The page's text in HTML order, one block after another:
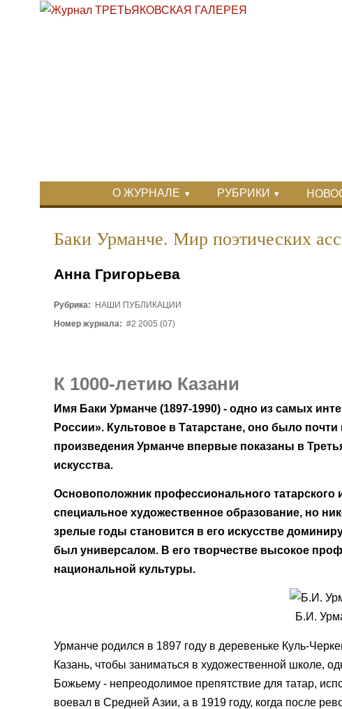
Перейти к основному содержанию
Skip to search
О ЖУРНАЛЕ РУБРИКИ
Баки Урманче. Мир поэтических
Анна Григорьева
Рубрика:
НАШИ ПУБЛИКАЦИИ
Номер журнала: #2 2005 (07)
К 1000-летию Казани
Имя Баки Урманче (1897-1990) - одно из самых
России». Культовое в Татарстане, оно было
произведения Урманче впервые показаны в
искусства.
Основоположник профессионального татарского
специальное художественное образование, но
зрелые годы становится в его искусстве
был универсалом. В его творчестве высокое
национальной культуры.
Б.И.
Урманче родился в 1897 году в деревеньке Куль-
Казань, чтобы заниматься в художественной школе,
Божьему - непреодолимое препятствие для татар,
воевал в Средней Азии, а в 1919 году, когда после